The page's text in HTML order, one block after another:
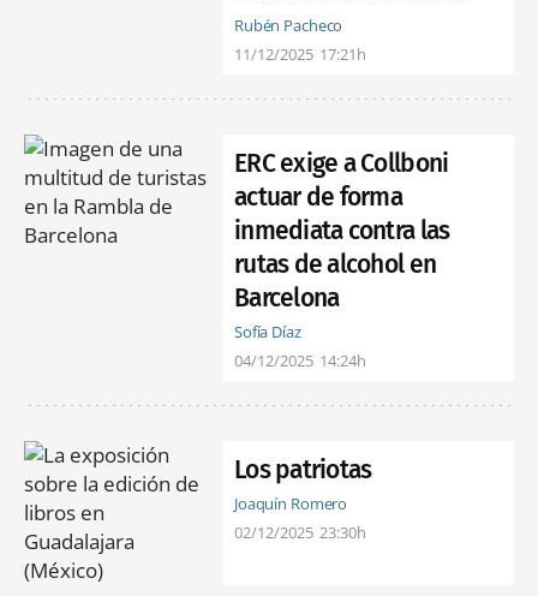
Rubén Pacheco
11/12/2025 17:21h
ERC exige a Collboni
actuar de forma
inmediata contra las
rutas de alcohol en
Barcelona
Sofía Díaz
04/12/2025 14:24h
Los patriotas
Joaquín Romero
02/12/2025 23:30h